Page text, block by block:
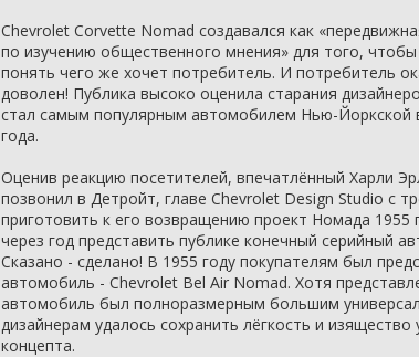
Chevrolet Corvette Nomad создавался как
по изучению общественного мнения» для того,
понять чего же хочет потребитель. И потребитель
доволен! Публика высоко оценила старания
стал самым популярным автомобилем Нью-Йоркской
года.
Оценив реакцию посетителей, впечатлённый Харли
позвонил в Детройт, главе Chevrolet Design Studio с
приготовить к его возвращению проект Номада 1955
через год представить публике конечный серийный
Сказано - сделано! В 1955 году покупателям был
автомобиль - Chevrolet Bel Air Nomad. Хотя
автомобиль был полноразмерным большим
дизайнерам удалось сохранить лёгкость и изящество
концепта.